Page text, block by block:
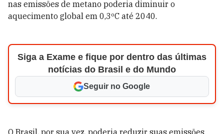
nas emissões de metano poderia diminuir o
aquecimento global em 0,3ºC até 2040.
Siga a Exame e fique por dentro das últimas
notícias do Brasil e do Mundo
Seguir no Google
O Brasil, por sua vez, poderia reduzir suas emissões